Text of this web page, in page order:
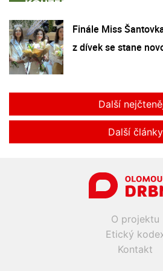
Finále Miss
z dívek se stane
Další
Další články
O projektu
Etický
Kontakt